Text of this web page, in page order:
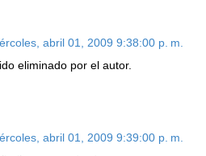
abril 01, 2009 9:38:00 p. m.
eliminado por el autor.
abril 01, 2009 9:39:00 p. m.